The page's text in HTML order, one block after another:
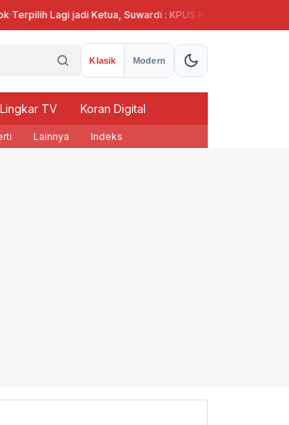
Lagi jadi Ketua, Suwardi : KPUS Kendal Siap Terlibat
Klasik Modern
Lingkar TV Koran Digital
Lainnya Indeks